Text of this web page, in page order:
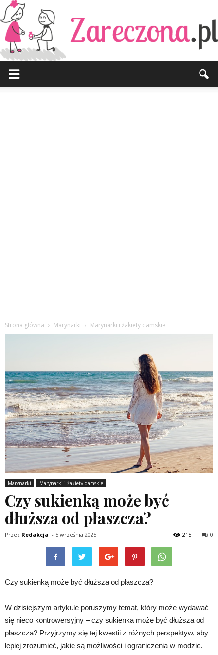
Strona główna Marynarki Marynarki i żakiety damskie
Marynarki Marynarki i żakiety damskie
Czy sukienką może być
dłuższa od płaszcza?
Przez Redakcja - 5 września 2025 0
215
Czy sukienką może być dłuższa od płaszcza?
W dzisiejszym artykule poruszymy temat, który może wydawać
się nieco kontrowersyjny – czy sukienka może być dłuższa od
płaszcza? Przyjrzymy się tej kwestii z różnych perspektyw, aby
lepiej zrozumieć, jakie są możliwości i ograniczenia w modzie.